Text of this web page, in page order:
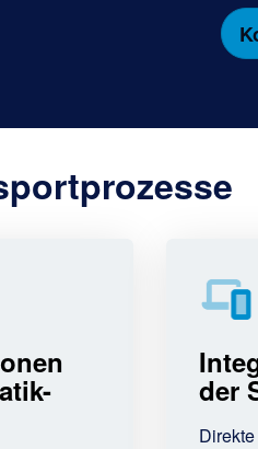
der